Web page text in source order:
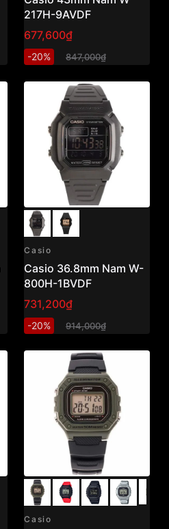
217H-9AVDF
677,600₫
-20% 847,000₫
Casio
Casio 36.8mm Nam W-
800H-1BVDF
731,200₫
-20% 914,000₫
Casio